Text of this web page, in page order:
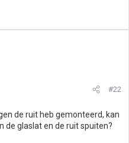
#22
de ruit heb gemonteerd, kan
de glaslat en de ruit spuiten?